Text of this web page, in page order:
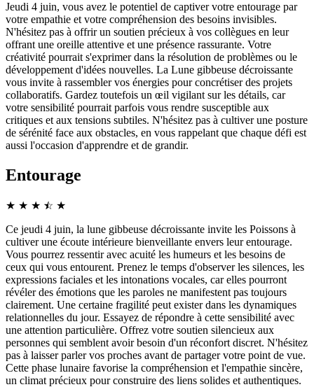
Jeudi 4 juin, vous avez le potentiel de captiver votre entourage par
votre empathie et votre compréhension des besoins invisibles.
N'hésitez pas à offrir un soutien précieux à vos collègues en leur
offrant une oreille attentive et une présence rassurante. Votre
créativité pourrait s'exprimer dans la résolution de problèmes ou le
développement d'idées nouvelles. La Lune gibbeuse décroissante
vous invite à rassembler vos énergies pour concrétiser des projets
collaboratifs. Gardez toutefois un œil vigilant sur les détails, car
votre sensibilité pourrait parfois vous rendre susceptible aux
critiques et aux tensions subtiles. N'hésitez pas à cultiver une posture
de sérénité face aux obstacles, en vous rappelant que chaque défi est
aussi l'occasion d'apprendre et de grandir.
Entourage
★ ★ ★ ☆
★ ★
Ce jeudi 4 juin, la lune gibbeuse décroissante invite les Poissons à
cultiver une écoute intérieure bienveillante envers leur entourage.
Vous pourrez ressentir avec acuité les humeurs et les besoins de
ceux qui vous entourent. Prenez le temps d'observer les silences, les
expressions faciales et les intonations vocales, car elles pourront
révéler des émotions que les paroles ne manifestent pas toujours
clairement. Une certaine fragilité peut exister dans les dynamiques
relationnelles du jour. Essayez de répondre à cette sensibilité avec
une attention particulière. Offrez votre soutien silencieux aux
personnes qui semblent avoir besoin d'un réconfort discret. N'hésitez
pas à laisser parler vos proches avant de partager votre point de vue.
Cette phase lunaire favorise la compréhension et l'empathie sincère,
un climat précieux pour construire des liens solides et authentiques.